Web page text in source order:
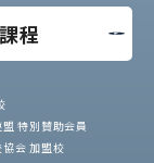
程
特別賛助会員
会 加盟校